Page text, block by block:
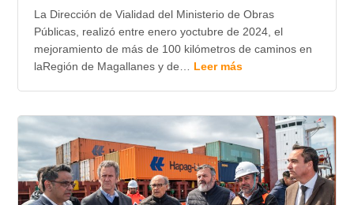
La Dirección de Vialidad del Ministerio de Obras
Públicas, realizó entre enero yoctubre de 2024, el
mejoramiento de más de 100 kilómetros de caminos en
laRegión de Magallanes y de… Leer más